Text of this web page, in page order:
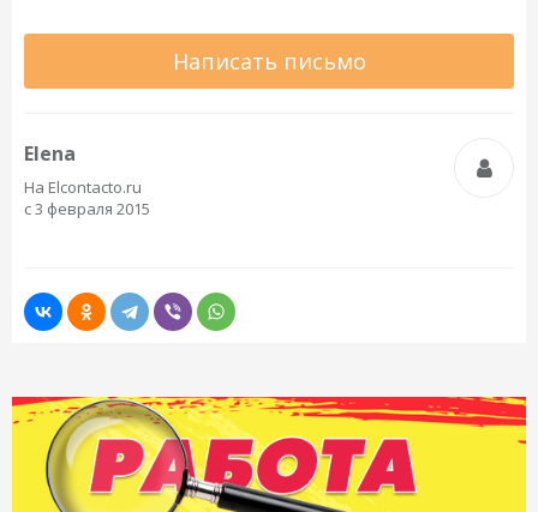
Написать письмо
Elena
На Elcontacto.ru
с 3 февраля 2015